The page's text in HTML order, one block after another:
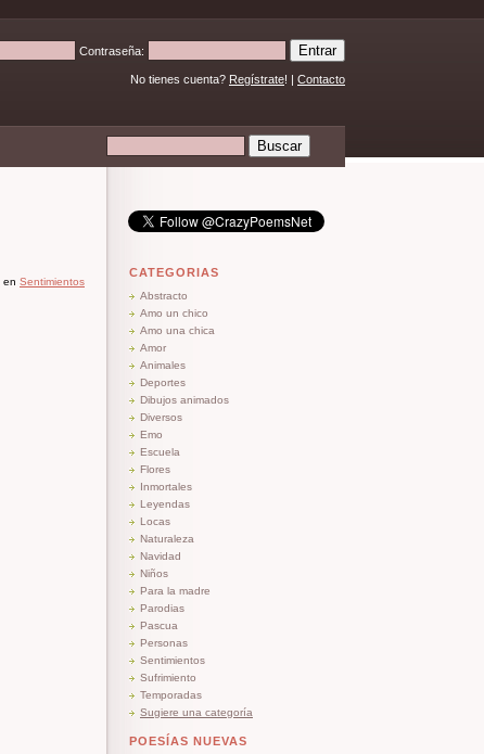
Contraseña:
No tienes cuenta? Regístrate! | Contacto
en Sentimientos
CATEGORIAS
Abstracto
Amo un chico
Amo una chica
Amor
Animales
Deportes
Dibujos animados
Diversos
Emo
Escuela
Flores
Inmortales
Leyendas
Locas
Naturaleza
Navidad
Niños
Para la madre
Parodias
Pascua
Personas
Sentimientos
Sufrimiento
Temporadas
Sugiere una categoría
POESÍAS NUEVAS